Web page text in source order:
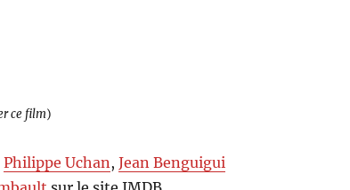
ce film)
Philippe Uchan ,Jean Benguigui